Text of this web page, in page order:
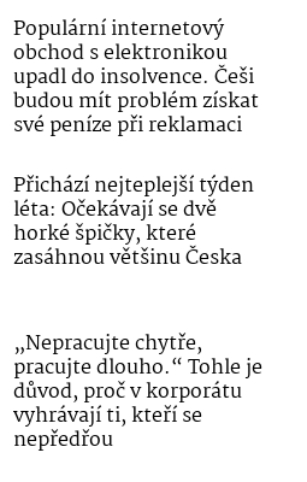
Populární internetový
obchod s elektronikou
upadl do insolvence. Češi
budou mít problém získat
své peníze při reklamaci
Přichází nejteplejší týden
léta: Očekávají se dvě
horké špičky, které
zasáhnou většinu Česka
„Nepracujte chytře,
pracujte dlouho.“ Tohle je
důvod, proč v korporátu
vyhrávají ti, kteří se
nepředřou